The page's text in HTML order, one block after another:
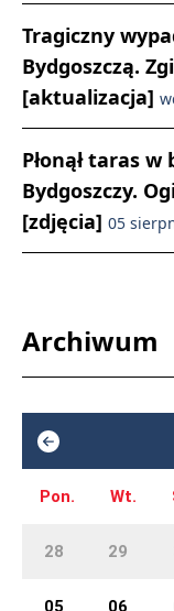
Tragiczny
Bydgoszczą.
[aktualizacja]
Płonął taras
Bydgoszczy.
[zdjęcia] 05
Archiwum
Pon. Wt.
28 29
05 06